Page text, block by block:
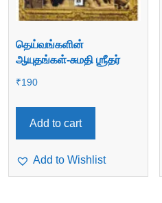
தெய்வங்களின்
ஆயுதங்கள்-சுமதி ஶ்ரீதர்
₹190
Add to cart
Add to Wishlist